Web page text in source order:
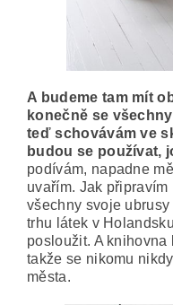
A budeme tam mít
konečně se
teď schovávám ve
budou se používat,
podívám, napadne
uvařím. Jak
všechny svoje
trhu látek v
posloužit. A
takže se nikomu
města.